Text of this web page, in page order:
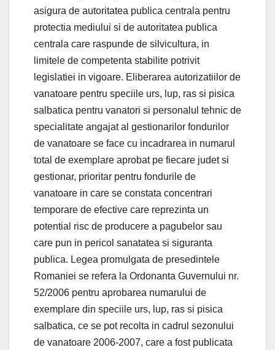
asigura de autoritatea publica centrala pentru
protectia mediului si de autoritatea publica
centrala care raspunde de silvicultura, in
limitele de competenta stabilite potrivit
legislatiei in vigoare. Eliberarea autorizatiilor de
vanatoare pentru speciile urs, lup, ras si pisica
salbatica pentru vanatori si personalul tehnic de
specialitate angajat al gestionarilor fondurilor
de vanatoare se face cu incadrarea in numarul
total de exemplare aprobat pe fiecare judet si
gestionar, prioritar pentru fondurile de
vanatoare in care se constata concentrari
temporare de efective care reprezinta un
potential risc de producere a pagubelor sau
care pun in pericol sanatatea si siguranta
publica. Legea promulgata de presedintele
Romaniei se refera la Ordonanta Guvernului nr.
52/2006 pentru aprobarea numarului de
exemplare din speciile urs, lup, ras si pisica
salbatica, ce se pot recolta in cadrul sezonului
de vanatoare 2006-2007, care a fost publicata